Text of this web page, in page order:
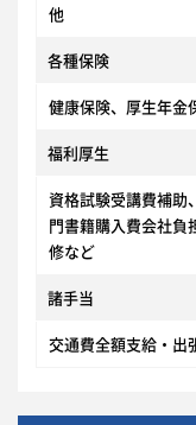
他
各種保険
健康保険、厚生年金
福利厚生
資格試験受講費補助
門書籍購入費会社負
修など
諸手当
交通費全額支給・出